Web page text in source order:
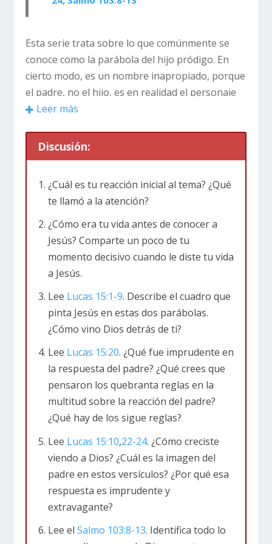
Esta serie trata sobre lo que comúnmente se
conoce como la parábola del hijo pródigo. En
cierto modo, es un nombre inapropiado, porque
el padre, no el hijo, es en realidad el personaje
principal. Jesús contó la parábola para ilustrar
Piensa en la audiencia a la que Jesús se dirigía
impuestos y otros pecadores notorios venían a
menudo a escuchar las enseñanzas de Jesús.
Esto hizo que los fariseos y los maestros de la
ley religiosa se quejaran de que él se
relacionaba con gente tan pecadora, ¡incluso
comía con ellos!”. En resumen, los que
Jesús pasaba tiempo con los que quebrantan las
reglas. En respuesta, Jesús quería que los que
guardaban las reglas entendieran a Dios de
manera diferente. De hecho, a medida que se
desarrolla la historia a lo largo de esta serie,
vemos que tanto los que guardan las reglas
como los que las rompen necesitan una imagen
más amplia de Dios.
En esencia, Dios es un Dios pródigo. La
definición del diccionario de “pródigo” es “gastar
dinero o recursos libre e imprudentemente;
derrochar extravagante.” Mientras que el hijo
despilfarró su herencia (
padre también fue derrochador con su hijo
Leer más
Discusión:
¿Cuál es tu reacción inicial al tema? ¿Qué
te llamó a la atención?
¿Cómo era tu vida antes de conocer a
Jesús? Comparte un poco de tu
momento decisivo cuando le diste tu vida
a Jesús.
Lee Lucas 15:1-9. Describe el cuadro que
pinta Jesús en estas dos parábolas.
¿Cómo vino Dios detrás de ti?
Lee Lucas 15:20. ¿Qué fue imprudente en
la respuesta del padre? ¿Qué crees que
pensaron los quebranta reglas en la
multitud sobre la reacción del padre?
¿Qué hay de los sigue reglas?
Lee Lucas 15:10,22-24. ¿Cómo creciste
viendo a Dios? ¿Cuál es la imagen del
padre en estos versículos? ¿Por qué esa
respuesta es imprudente y
extravagante?
Lee el Salmo 103:8-13. Identifica todo lo